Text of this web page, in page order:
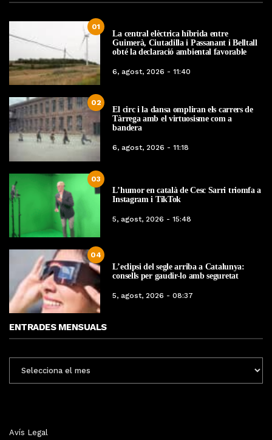
01
La central elèctrica híbrida entre
Guimerà, Ciutadilla i Passanant i Belltall
obté la declaració ambiental favorable
6, agost, 2026 - 11:40
02
El circ i la dansa ompliran els carrers de
Tàrrega amb el virtuosisme com a
bandera
6, agost, 2026 - 11:18
03
L’humor en català de Cesc Sarri triomfa a
Instagram i TikTok
5, agost, 2026 - 15:48
04
L’eclipsi del segle arriba a Catalunya:
consells per gaudir-lo amb seguretat
5, agost, 2026 - 08:37
ENTRADES MENSUALS
MENSUALS
Avís Legal